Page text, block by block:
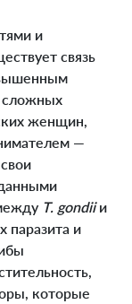
и
связь
сложных
женщин,
—
T. gondiiи
паразита и
которые